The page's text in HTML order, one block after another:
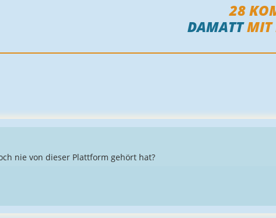
28
DAMATTMIT
nie von dieser Plattform gehört hat?